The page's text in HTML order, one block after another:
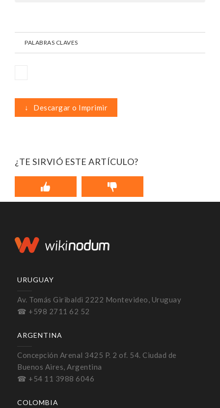
PALABRAS CLAVES
↓ Descargar o Imprimir
¿TE SIRVIÓ ESTE ARTÍCULO?
URUGUAY
Av. Tomás Giribaldi 2222 Montevideo, Uruguay
☎ +598 2711 62 52
ARGENTINA
Concepción Arenal 3425 P. 2 of. 54. Ciudad de
Buenos Aires, Argentina
☎ +54 11 3988 6046
COLOMBIA